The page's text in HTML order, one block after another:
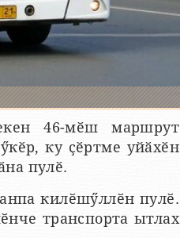
46-мӗш маршрут
ку ҫӗртме уйӑхӗн
пулӗ.
килӗшӳллӗн пулӗ.
транспорта ытлах